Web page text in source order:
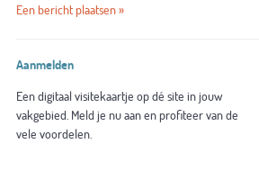
Een bericht plaatsen »
Aanmelden
Een digitaal visitekaartje op dé site in jouw
vakgebied. Meld je nu aan en profiteer van de
vele voordelen.